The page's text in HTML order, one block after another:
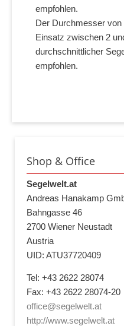
empfohlen.
Der Durchmesser
Einsatz zwischen 2
durchschnittlicher
empfohlen.
Shop & Office
Segelwelt.at
Andreas Hanakamp
Bahngasse 46
2700 Wiener Neustadt
Austria
UID: ATU37720409
Tel: +43 2622 28074
Fax: +43 2622 28074-20
office@segelwelt.at
http://www.segelwelt.at